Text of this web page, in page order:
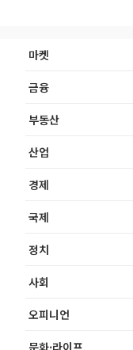
마켓
금융
부동산
산업
경제
국제
정치
사회
오피니언
문화·라이프